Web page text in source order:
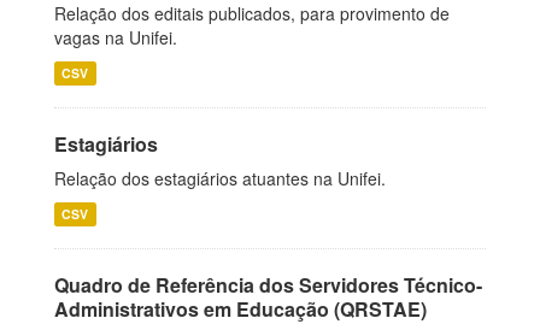
Relação dos editais publicados, para provimento de
vagas na Unifei.
CSV
Estagiários
Relação dos estagiários atuantes na Unifei.
CSV
Quadro de Referência dos Servidores Técnico-
Administrativos em Educação (QRSTAE)